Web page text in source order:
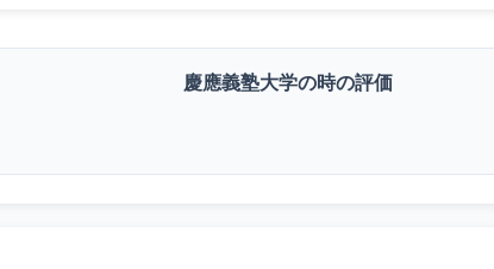
慶應義塾大学の時の評価